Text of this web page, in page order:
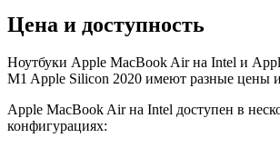
Цена и доступность
Ноутбуки Apple MacBook Air на Intel и
M1 Apple Silicon 2020 имеют разные цены
Apple MacBook Air на Intel доступен в
конфигурациях: